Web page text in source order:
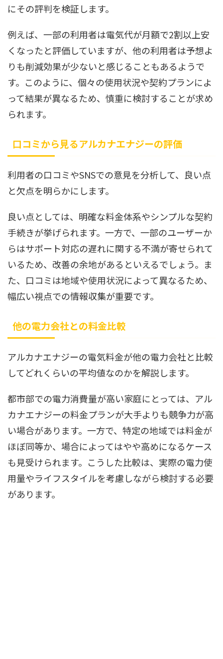
にその評判を検証します。
例えば、一部の利用者は電気代が月額で2割以上安
くなったと評価していますが、他の利用者は予想よ
りも削減効果が少ないと感じることもあるようで
す。このように、個々の使用状況や契約プランによ
って結果が異なるため、慎重に検討することが求め
られます。
口コミから見るアルカナエナジーの評価
利用者の口コミやSNSでの意見を分析して、良い点
と欠点を明らかにします。
良い点としては、明確な料金体系やシンプルな契約
手続きが挙げられます。一方で、一部のユーザーか
らはサポート対応の遅れに関する不満が寄せられて
いるため、改善の余地があるといえるでしょう。ま
た、口コミは地域や使用状況によって異なるため、
幅広い視点での情報収集が重要です。
他の電力会社との料金比較
アルカナエナジーの電気料金が他の電力会社と比較
してどれくらいの平均値なのかを解説します。
都市部での電力消費量が高い家庭にとっては、アル
カナエナジーの料金プランが大手よりも競争力が高
い場合があります。一方で、特定の地域では料金が
ほぼ同等か、場合によってはやや高めになるケース
も見受けられます。こうした比較は、実際の電力使
用量やライフスタイルを考慮しながら検討する必要
があります。